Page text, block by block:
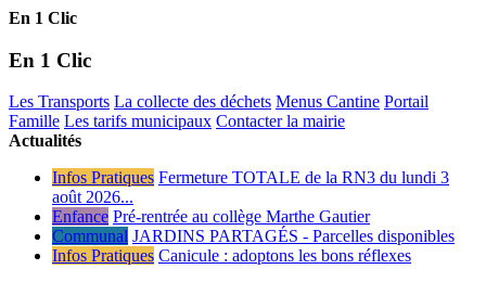
En 1 Clic
En 1 Clic
Les Transports La collecte des déchets Menus Cantine Portail
Famille Les tarifs municipaux Contacter la mairie
Actualités
Infos Pratiques Fermeture TOTALE de la RN3 du lundi 3
août 2026...
Enfance Pré-rentrée au collège Marthe Gautier
Communal JARDINS PARTAGÉS - Parcelles disponibles
Infos Pratiques Canicule : adoptons les bons réflexes